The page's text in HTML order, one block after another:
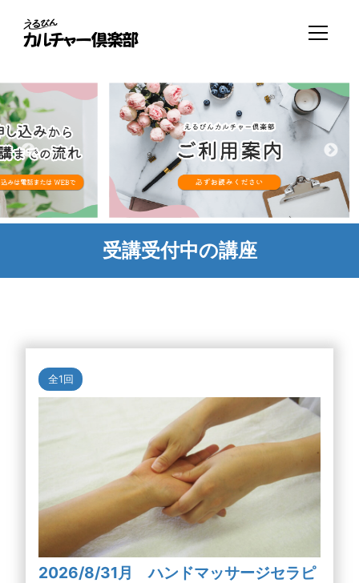
受講受付中の講座
全1回
2026/8/31月 ハンドマッサージセラピ